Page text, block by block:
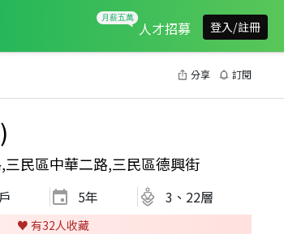
人才招募 登入/註冊
分享 訂閱
民區中華二路,三民區德興街
5年 3、22層
♥️ 有32人收藏